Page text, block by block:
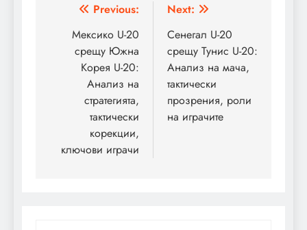
Post
navigation
Previous:
Мексико U-20
срещу Южна
Корея U-20:
Анализ на
стратегията,
тактически
корекции,
ключови играчи
Next:
Сенегал U-20
срещу Тунис U-20:
Анализ на мача,
тактически
прозрения, роли
на играчите